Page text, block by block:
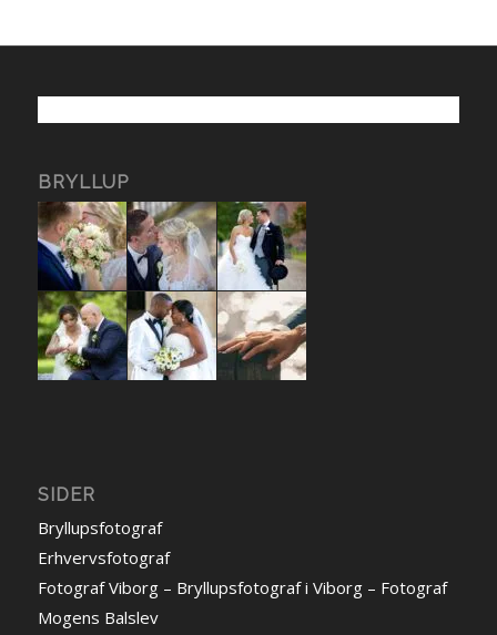
BRYLLUP
SIDER
Bryllupsfotograf
Erhvervsfotograf
Fotograf Viborg – Bryllupsfotograf i Viborg – Fotograf
Mogens Balslev